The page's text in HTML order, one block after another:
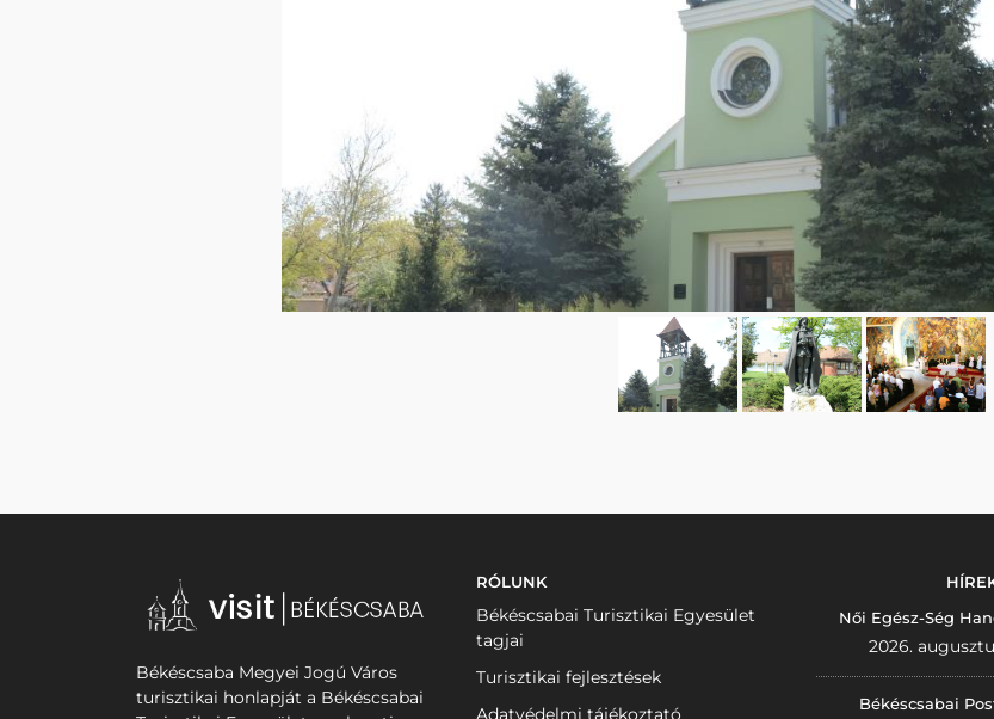
Békéscsaba Megyei Jogú Város
turisztikai honlapját a Békéscsabai
RÓLUNK
Békéscsabai Turisztikai Egyesület
tagjai
Turisztikai fejlesztések
Adatvédelmi tájékoztató
Női Egész-Ség
2026.
Békéscsabai